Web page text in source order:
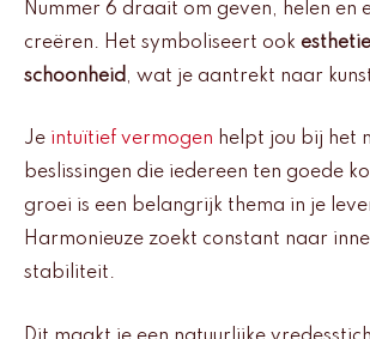
Nummer 6 draait om geven, helen en
creëren. Het symboliseert ook
schoonheid , wat je aantrekt naar
Je intuïtief vermogen helpt jou bij het
beslissingen die iedereen ten goede
groei is een belangrijk thema in je
Harmonieuze zoekt constant naar
stabiliteit.